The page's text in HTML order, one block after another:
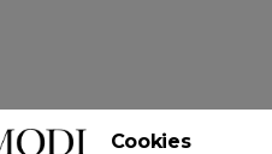
Cookies